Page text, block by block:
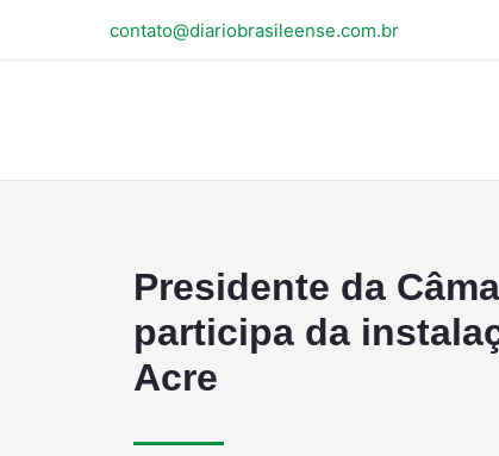
contato@diariobrasileense.com.br
Presidente da
participa da
Acre